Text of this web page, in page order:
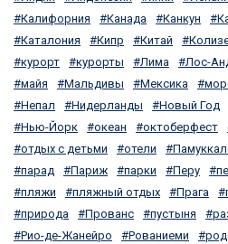
Калифорния
Канада Канкун
Каталония
Кипр Китай
курорт
курорты Лима Лос-
майя
Мальдивы Мексика
Непал
Нидерланды Новый Год
Нью-Йорк
океан октоберфест
отдых с детьми
отели
парад
Париж парки Перу
пляжи
пляжный отдых Прага
природа
Прованс пустыня
Рио-де-Жанейро
Рованиеми